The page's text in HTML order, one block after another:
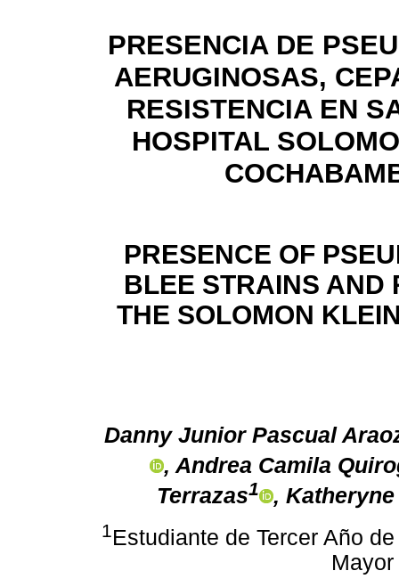
PRESENCIA DE
AERUGINOSAS,
RESISTENCIA EN
HOSPITAL
PRESENCE OF
BLEE STRAINS AND
THE SOLOMON
Danny Junior Pascual
, Andrea Camila
Terrazas1 ,
1Estudiante de Tercer Año